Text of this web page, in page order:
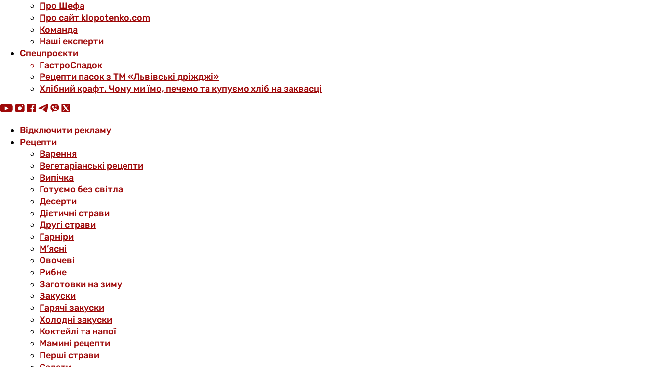
Про Шефа
Про сайт klopotenko.com
Команда
Наші експерти
Спецпроєкти
ГастроСпадок
Рецепти пасок з ТМ «Львівські дріжджі»
Хлібний крафт. Чому ми їмо, печемо та купуємо хліб на заквасці
Відключити рекламу
Рецепти
Варення
Вегетаріанські рецепти
Випічка
Готуємо без світла
Десерти
Дієтичні страви
Другі страви
Гарніри
М’ясні
Овочеві
Рибне
Заготовки на зиму
Закуски
Гарячі закуски
Холодні закуски
Коктейлі та напої
Мамині рецепти
Перші страви